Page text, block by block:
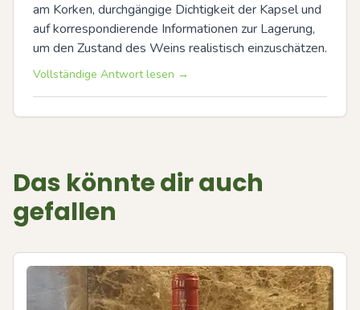
am Korken, durchgängige Dichtigkeit der Kapsel und
auf korrespondierende Informationen zur Lagerung,
um den Zustand des Weins realistisch einzuschätzen.
Vollständige Antwort lesen →
Das könnte dir auch
gefallen